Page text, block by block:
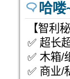
哈
【智利
✅ 超长
✅ 木箱/
✅ 商业/